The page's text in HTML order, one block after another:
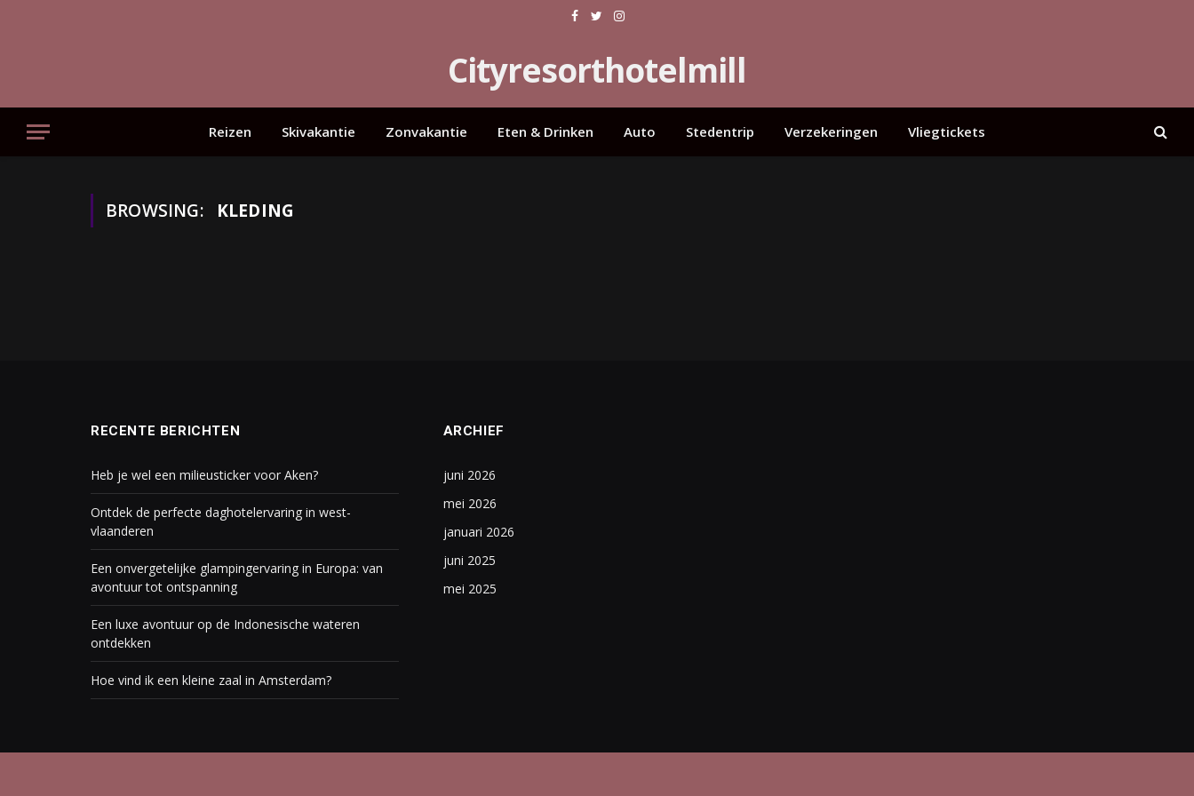
Facebook
TwitterInstagram
Cityresorthotelmill
Reizen Skivakantie Zonvakantie Eten & Drinken Auto Stedentrip Verzekeringen Vliegtickets
BROWSING: KLEDING
RECENTE BERICHTEN
Heb je wel een milieusticker voor Aken?
Ontdek de perfecte daghotelervaring in west-
vlaanderen
Een onvergetelijke glampingervaring in Europa: van
avontuur tot ontspanning
Een luxe avontuur op de Indonesische wateren
ontdekken
Hoe vind ik een kleine zaal in Amsterdam?
ARCHIEF
juni 2026
mei 2026
januari 2026
juni 2025
mei 2025